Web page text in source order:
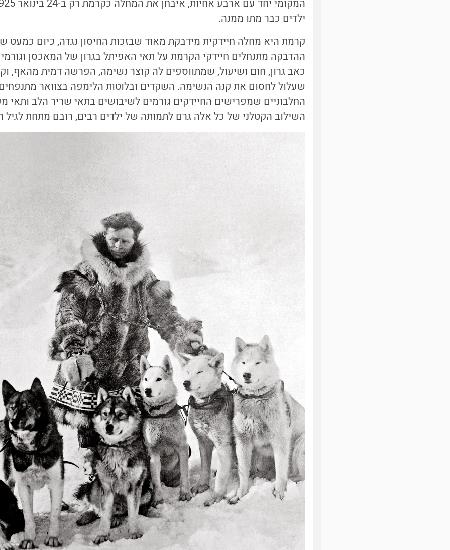
ילדים כבר מתו ממנה.
קרמת היא מחלה חיידקית מידבקת מאוד שבזכות החיסון נגדה, כיום כמעט
ההדבקה מתנחלים חיידקי הקרמת על תאי האפיתל בגרון של המאכסן
כאב גרון, חום ושיעול, שמתווספים לה קוצר נשימה, הפרשה דמית מהאף,
שעלול לחסום את קנה הנשימה. השקדים ובלוטות הלימפה בצוואר
החלבוניים שמפרישים החיידקים גורמים לשיבושים בתאי שריר הלב ותאי
השילוב הקטלני של כל אלה גרם לתמותה של ילדים רבים, רובם מתחת